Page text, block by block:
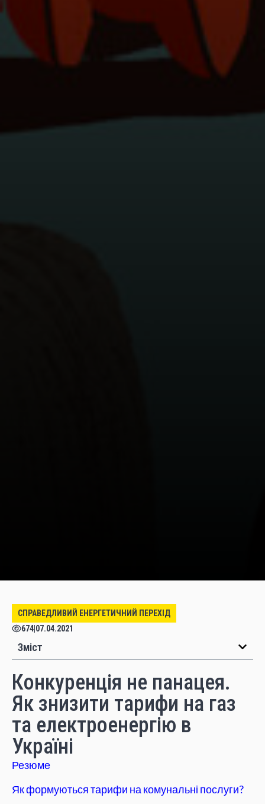
СПРАВЕДЛИВИЙ ЕНЕРГЕТИЧНИЙ ПЕРЕХІД
674 07.04.2021
Зміст
Конкуренція не панацея.
Як знизити тарифи на газ
та електроенергію в
Україні
Резюме
Як формуються тарифи на комунальні послуги?